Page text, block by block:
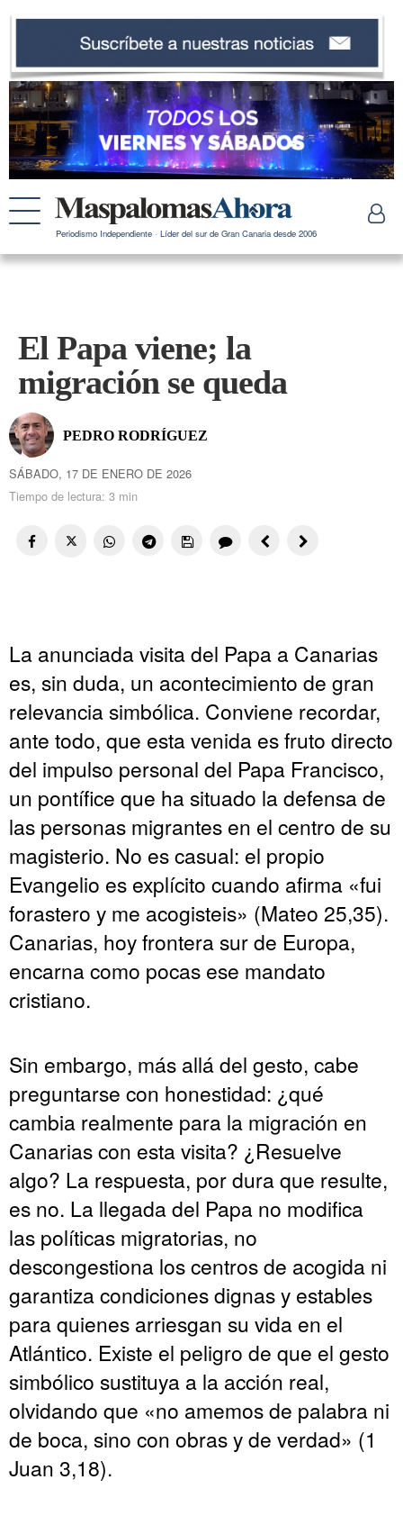
Periodismo Independiente · Líder del sur de Gran Canaria desde 2006
El Papa viene; la
migración se queda
PEDRO RODRÍGUEZ
SÁBADO, 17 DE ENERO DE 2026
Tiempo de lectura: 3 min
La anunciada visita del Papa a Canarias
es, sin duda, un acontecimiento de gran
relevancia simbólica. Conviene recordar,
ante todo, que esta venida es fruto directo
del impulso personal del Papa Francisco,
un pontífice que ha situado la defensa de
las personas migrantes en el centro de su
magisterio. No es casual: el propio
Evangelio es explícito cuando afirma «fui
forastero y me acogisteis» (Mateo 25,35).
Canarias, hoy frontera sur de Europa,
encarna como pocas ese mandato
cristiano.
Sin embargo, más allá del gesto, cabe
preguntarse con honestidad: ¿qué
cambia realmente para la migración en
Canarias con esta visita? ¿Resuelve
algo? La respuesta, por dura que resulte,
es no. La llegada del Papa no modifica
las políticas migratorias, no
descongestiona los centros de acogida ni
garantiza condiciones dignas y estables
para quienes arriesgan su vida en el
Atlántico. Existe el peligro de que el gesto
simbólico sustituya a la acción real,
olvidando que «no amemos de palabra ni
de boca, sino con obras y de verdad» (1
Juan 3,18).